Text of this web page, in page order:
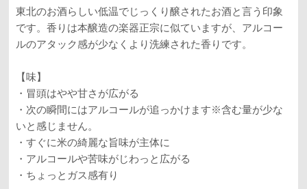
東北のお酒らしい低温でじっくり醸されたお酒と言う印象
です。香りは本醸造の楽器正宗に似ていますが、アルコー
ルのアタック感が少なくより洗練された香りです。
【味】
・冒頭はやや甘さが広がる
・次の瞬間にはアルコールが追っかけます※含む量が少な
いと感じません。
・すぐに米の綺麗な旨味が主体に
・アルコールや苦味がじわっと広がる
・ちょっとガス感有り